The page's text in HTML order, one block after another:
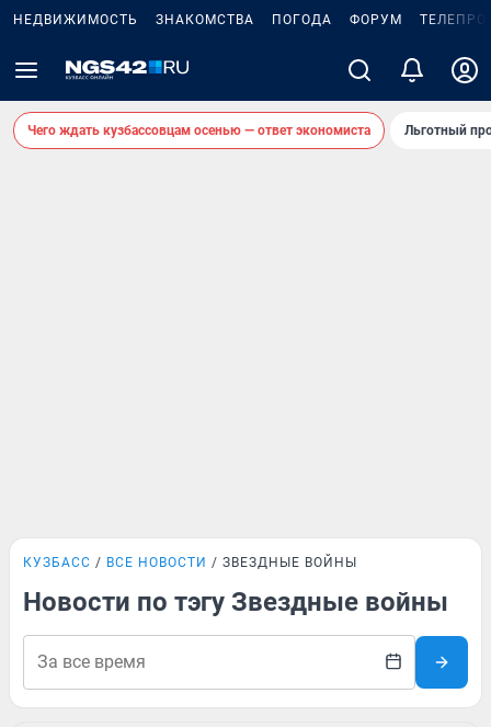
НЕДВИЖИМОСТЬ ЗНАКОМСТВА ПОГОДА ФОРУМ
Чего ждать кузбассовцам осенью — ответ экономиста Льготный
КУЗБАСС ВСЕ НОВОСТИ ЗВЕЗДНЫЕ ВОЙНЫ
Новости по тэгу Звездные войны